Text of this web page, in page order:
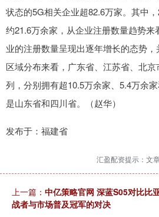
状态的5G相关企业超82.6万家。其中
约21.6万余家，从企业注册数量趋势
业的注册数量呈现出逐年增长的态势
区域分布来看，广东省、江苏省、北
列，分别拥有超10.5万余家、5.4万余
是山东省和四川省。（赵华）
发布于：福建省
汇盈配资提示：文
上一篇： 中亿策略官网 深蓝S05对比比
战者与市场普及冠军的对决